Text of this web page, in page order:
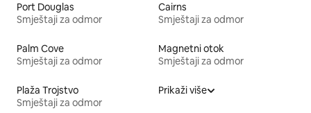
Port Douglas
Smještaji za odmor
Cairns
Smještaji za odmor
Palm Cove
Smještaji za odmor
Magnetni otok
Smještaji za odmor
Plaža Trojstvo
Smještaji za odmor
Prikaži više